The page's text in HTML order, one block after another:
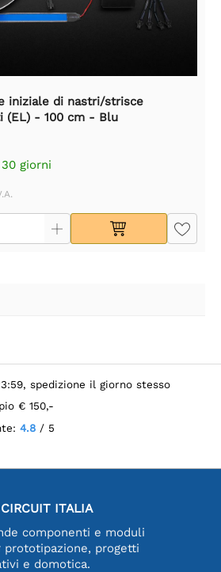
iniziale di nastri/strisce
(EL) - 100 cm - Blu
giorni
spedizione il giorno stesso
pio € 150,-
4.8 / 5
ITALIA
componenti e moduli
progetti
e domotica.